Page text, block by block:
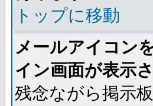
トップに移動
メールアイコン
イン画面が表示
残念ながら掲示